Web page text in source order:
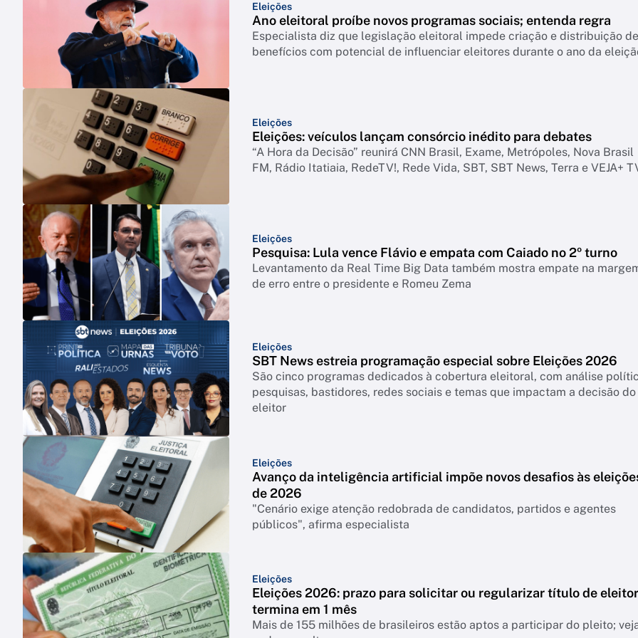
Eleições
Ano eleitoral proíbe novos programas sociais; entenda regra
Especialista diz que legislação eleitoral impede criação e distribuição de
benefícios com potencial de influenciar eleitores durante o ano da
Eleições
Eleições: veículos lançam consórcio inédito para debates
“A Hora da Decisão” reunirá CNN Brasil, Exame, Metrópoles, Nova Brasil
FM, Rádio Itatiaia, RedeTV!, Rede Vida, SBT, SBT News, Terra e VEJA+
Eleições
Pesquisa: Lula vence Flávio e empata com Caiado no 2º turno
Levantamento da Real Time Big Data também mostra empate na
de erro entre o presidente e Romeu Zema
Eleições
SBT News estreia programação especial sobre Eleições 2026
São cinco programas dedicados à cobertura eleitoral, com análise
pesquisas, bastidores, redes sociais e temas que impactam a decisão do
eleitor
Eleições
Avanço da inteligência artificial impõe novos desafios às
de 2026
"Cenário exige atenção redobrada de candidatos, partidos e agentes
públicos", afirma especialista
Eleições
Eleições 2026: prazo para solicitar ou regularizar título de eleitor
termina em 1 mês
Mais de 155 milhões de brasileiros estão aptos a participar do pleito;